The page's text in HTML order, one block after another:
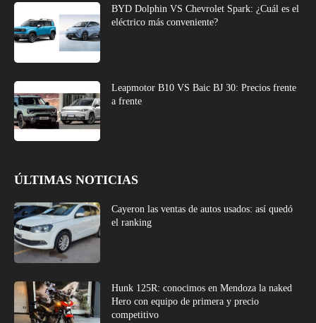
BYD Dolphin VS Chevrolet Spark: ¿Cuál es el
eléctrico más conveniente?
Leapmotor B10 VS Baic BJ 30: Precios frente
a frente
ÚLTIMAS NOTICIAS
Cayeron las ventas de autos usados: así quedó
el ranking
Hunk 125R: conocimos en Mendoza la naked
Hero con equipo de primera y precio
competitivo